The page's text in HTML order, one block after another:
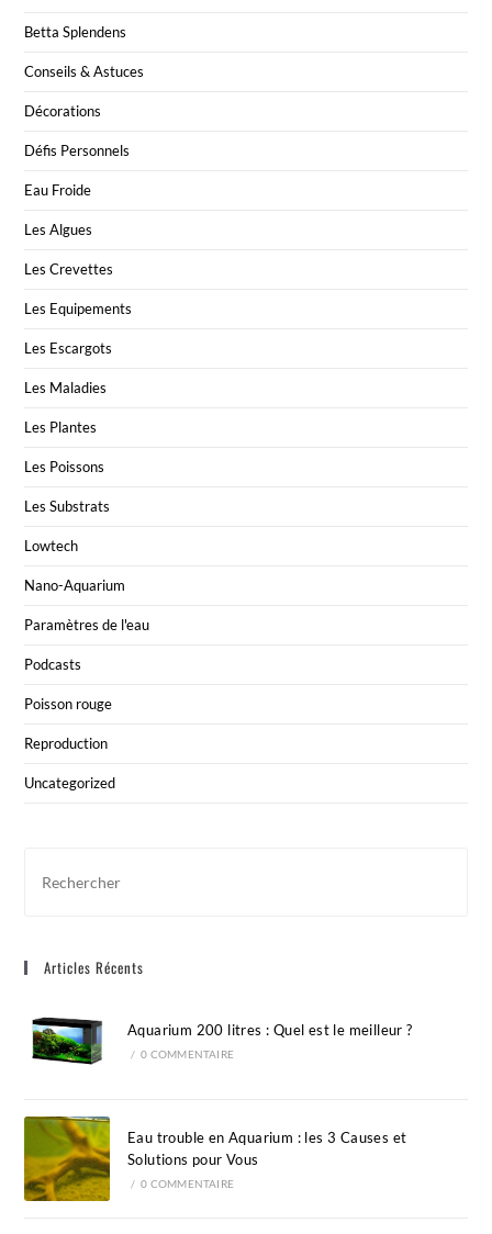
Betta Splendens
Conseils & Astuces
Décorations
Défis Personnels
Eau Froide
Les Algues
Les Crevettes
Les Equipements
Les Escargots
Les Maladies
Les Plantes
Les Poissons
Les Substrats
Lowtech
Nano-Aquarium
Paramètres de l'eau
Podcasts
Poisson rouge
Reproduction
Uncategorized
Articles Récents
Aquarium 200 litres : Quel est le meilleur ?
/ 0 COMMENTAIRE
Eau trouble en Aquarium : les 3 Causes et
Solutions pour Vous
/ 0 COMMENTAIRE